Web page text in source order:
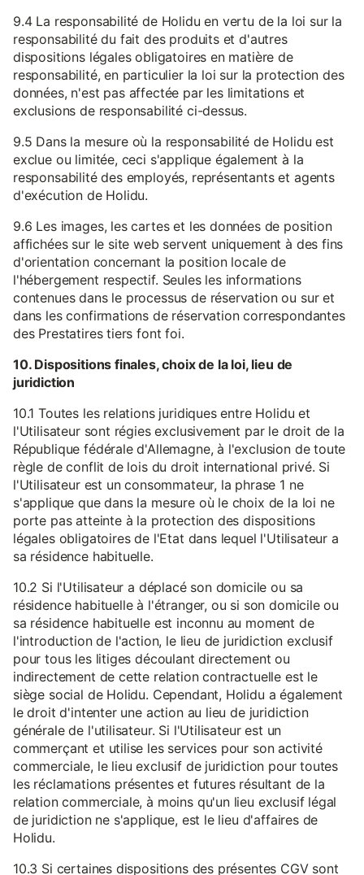
9.4 La responsabilité de Holidu en vertu de la loi sur la
responsabilité du fait des produits et d'autres
dispositions légales obligatoires en matière de
responsabilité, en particulier la loi sur la protection des
données, n'est pas affectée par les limitations et
exclusions de responsabilité ci-dessus.
9.5 Dans la mesure où la responsabilité de Holidu est
exclue ou limitée, ceci s'applique également à la
responsabilité des employés, représentants et agents
d'exécution de Holidu.
9.6 Les images, les cartes et les données de position
affichées sur le site web servent uniquement à des fins
d'orientation concernant la position locale de
l'hébergement respectif. Seules les informations
contenues dans le processus de réservation ou sur et
dans les confirmations de réservation correspondantes
des Prestatires tiers font foi.
10. Dispositions finales, choix de la loi, lieu de
juridiction
10.1 Toutes les relations juridiques entre Holidu et
l'Utilisateur sont régies exclusivement par le droit de la
République fédérale d'Allemagne, à l'exclusion de toute
règle de conflit de lois du droit international privé. Si
l'Utilisateur est un consommateur, la phrase 1 ne
s'applique que dans la mesure où le choix de la loi ne
porte pas atteinte à la protection des dispositions
légales obligatoires de l'Etat dans lequel l'Utilisateur a
sa résidence habituelle.
10.2 Si l'Utilisateur a déplacé son domicile ou sa
résidence habituelle à l'étranger, ou si son domicile ou
sa résidence habituelle est inconnu au moment de
l'introduction de l'action, le lieu de juridiction exclusif
pour tous les litiges découlant directement ou
indirectement de cette relation contractuelle est le
siège social de Holidu. Cependant, Holidu a également
le droit d'intenter une action au lieu de juridiction
générale de l'utilisateur. Si l'Utilisateur est un
commerçant et utilise les services pour son activité
commerciale, le lieu exclusif de juridiction pour toutes
les réclamations présentes et futures résultant de la
relation commerciale, à moins qu'un lieu exclusif légal
de juridiction ne s'applique, est le lieu d'affaires de
Holidu.
10.3 Si certaines dispositions des présentes CGV sont